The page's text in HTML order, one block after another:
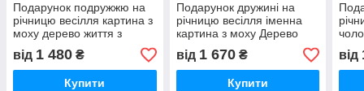
Подарунок подружжю на
річницю весілля картина з
моху дерево життя з
датою символічний декор
від 1 480 ₴
Купити
Подарунок дружині на
річницю весілля іменна
картина з моху Дерево
життя з датою та іменами
від 1 670₴
Купити
від